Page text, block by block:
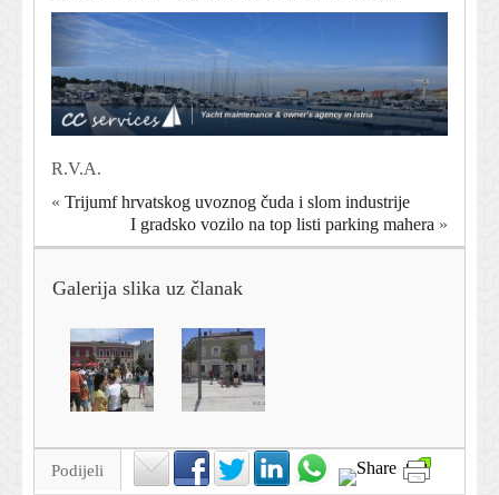
R.V.A.
« Trijumf hrvatskog uvoznog čuda i slom industrije
I gradsko vozilo na top listi parking mahera »
Galerija slika uz članak
Podijeli